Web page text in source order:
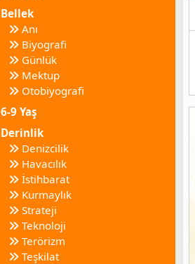
Bellek
Anı
Biyografi
Günlük
Mektup
Otobiyografi
6-9 Yaş
Derinlik
Denizcilik
Havacılık
İstihbarat
Kurmaylık
Strateji
Teknoloji
Terörizm
Teşkilat